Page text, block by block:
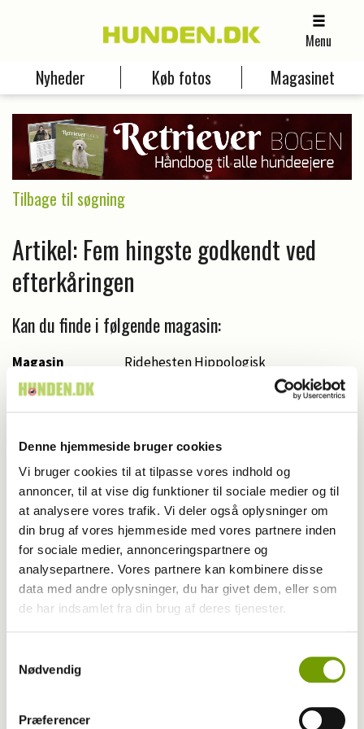
Denne hjemmeside bruger cookies
Vi bruger cookies til at tilpasse vores indhold og
annoncer, til at vise dig funktioner til sociale medier og til
at analysere vores trafik. Vi deler også oplysninger om
din brug af vores hjemmeside med vores partnere inden
for sociale medier, annonceringspartnere og
analysepartnere. Vores partnere kan kombinere disse
data med andre oplysninger, du har givet dem, eller som
de har indsamlet fra din brug af deres tjenester.
Nødvendig
Præferencer
Menu
Nyheder Køb fotos Magasinet
Tilbage til søgning
Artikel: Fem hingste godkendt ved
efterkåringen
Kan du finde i følgende magasin:
Magasin
Ridehesten Hippologisk
Kategori
Udgivet måned
5
Start side nr.
22
Antal sider
4,0
Skribent
Britt Carlsen
Fotograf
Ridehesten.com/Aviaja Vindum Hansen
Nøgleord
Efterkåring